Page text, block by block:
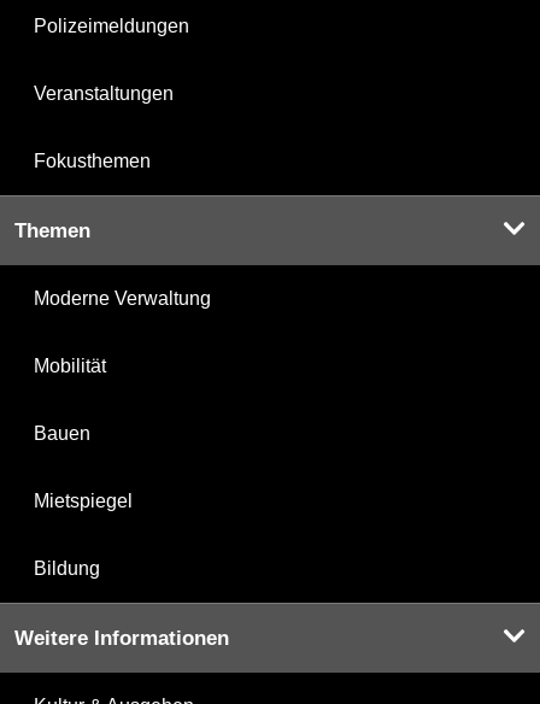
Polizeimeldungen
Veranstaltungen
Fokusthemen
Themen
Moderne Verwaltung
Mobilität
Bauen
Mietspiegel
Bildung
Weitere Informationen